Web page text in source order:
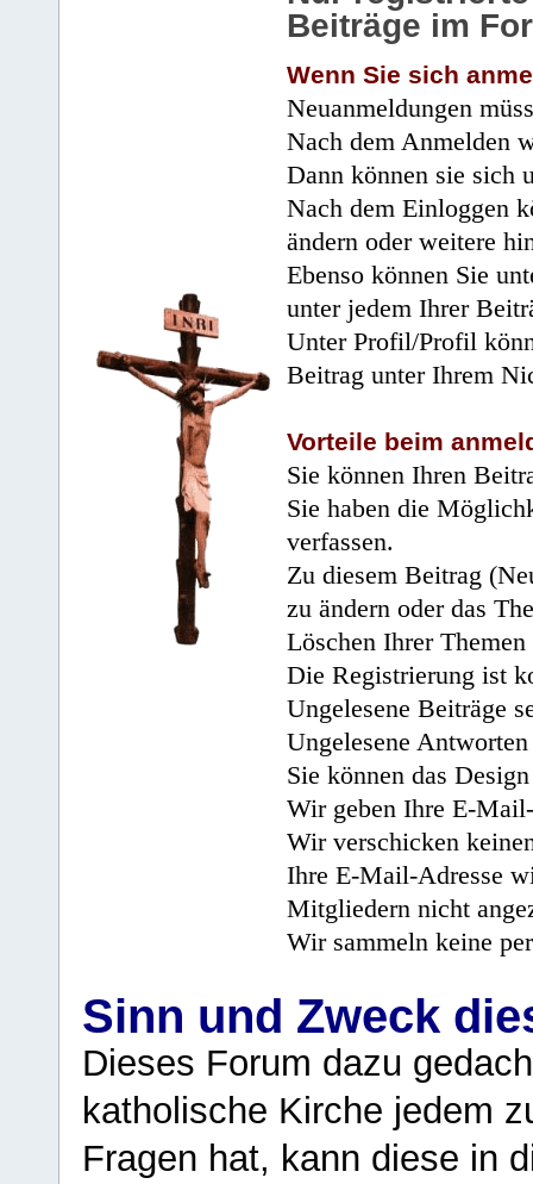
Beiträge im
Wenn Sie sich
Neuanmeldungen
Nach dem Anmelden
Dann können sie sich
Nach dem Einloggen
ändern oder weitere
Ebenso können Sie
unter jedem Ihrer
Unter Profil/Profil
Beitrag unter Ihrem
Vorteile beim
Sie können Ihren
Sie haben die
verfassen.
Zu diesem Beitrag
zu ändern oder das
Löschen Ihrer
Die Registrierung ist
Ungelesene Beiträge
Ungelesene
Sie können das
Wir geben Ihre E-
Wir verschicken
Ihre E-Mail-Adresse
Mitgliedern nicht
Wir sammeln keine
Sinn und Zweck
Dieses Forum dazu
katholische Kirche jedem
Fragen hat, kann diese in